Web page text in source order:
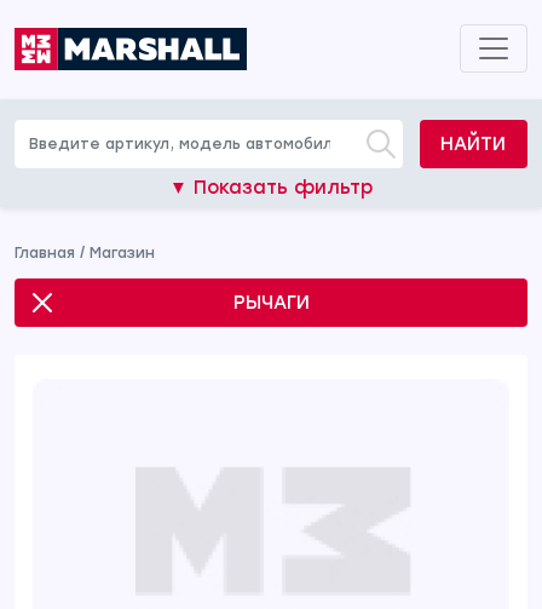
НАЙТИ
▼ Показать фильтр
Главная / Магазин
РЫЧАГИ